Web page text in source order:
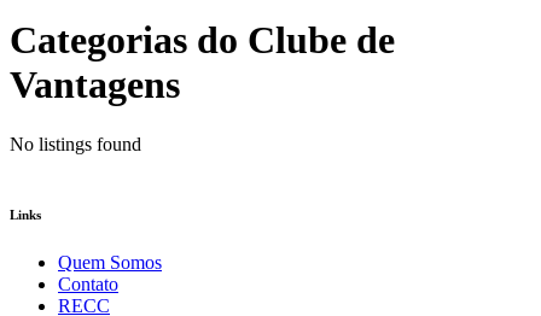
Categorias do Clube de
Vantagens
No listings found
Links
Quem Somos
Contato
RECC